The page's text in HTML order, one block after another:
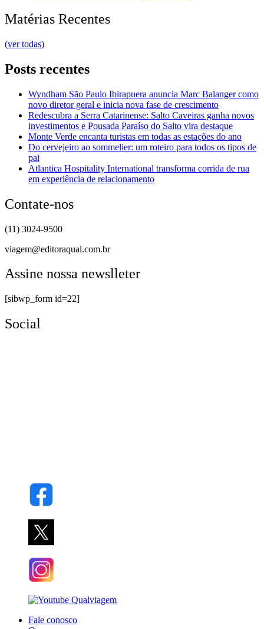
Matérias Recentes
(ver todas)
Posts recentes
Wyndham São Paulo Ibirapuera anuncia Marc Balanger como
novo diretor geral e inicia nova fase de crescimento
Redescubra a Serra Catarinense: Salto Caveiras ganha novos
investimentos e Pousada Paraíso do Salto vira destaque
Monte Verde encanta turistas em todas as estações do ano
Do cervejeiro ao sommelier: um roteiro para todos os tipos de
pai
Atlantica Hospitality International transforma corrida de rua
em experiência de relacionamento
Contate-nos
(11) 3024-9500
viagem@editoraqual.com.br
Assine nossa newslleter
[sibwp_form id=22]
Social
Fale conosco